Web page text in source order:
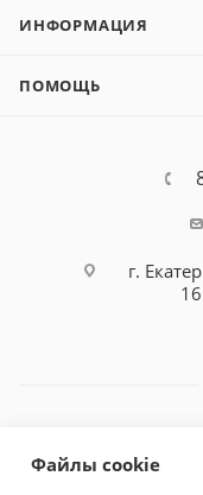
ИНФОРМАЦИЯ
ПОМОЩЬ
г.
Файлы cookie